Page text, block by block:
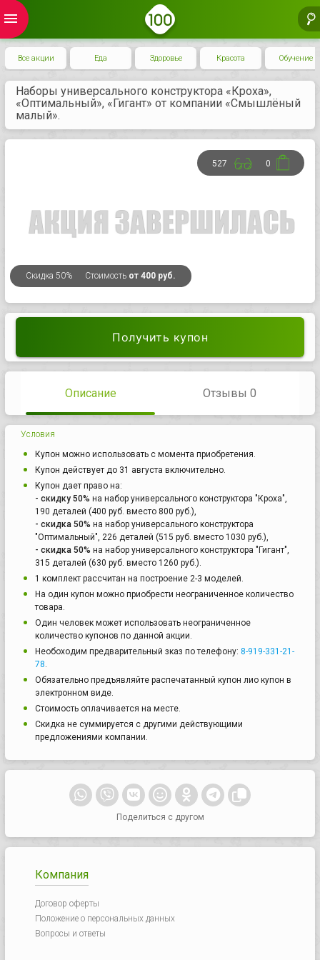
menu
Все акции Еда Здоровье Красота Обучение
Наборы универсального конструктора «Кроха»,
«Оптимальный», «Гигант» от компании «Смышлёный
малый».
Скидка 50% Стоимость от 400 руб.
527 0
Получить купон
Описание Отзывы 0
Условия
Купон можно использовать с момента приобретения.
Купон действует до 31 августа включительно.
Купон дает право на:
- скидку 50% на набор универсального конструктора "Кроха",
190 деталей (400 руб. вместо 800 руб.),
- скидка 50% на набор универсального конструктора
"Оптимальный", 226 деталей (515 руб. вместо 1030 руб.),
- скидка 50% на набор универсального конструктора "Гигант",
315 деталей (630 руб. вместо 1260 руб.).
1 комплект рассчитан на построение 2-3 моделей.
На один купон можно приобрести неограниченное количество
товара.
Один человек может использовать неограниченное
количество купонов по данной акции.
Необоходим предварительный зказ по телефону: 8-919-331-21-
78
Обязательно предъявляйте распечатанный купон лио купон в
электронном виде.
Стоимость оплачивается на месте.
Скидка не суммируется с другими действующими
предложениями компании.
Поделиться с другом
Компания
Договор оферты
Положение о персональных данных
Вопросы и ответы